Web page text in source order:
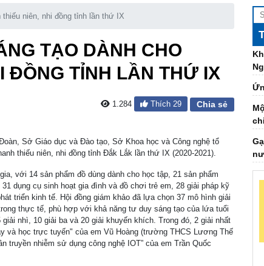
niên, nhi đồng tỉnh lần thứ IX
TẠO DÀNH CHO
ĐỒNG TỈNH LẦN THỨ IX
1.284 Thích 29 Chia sẻ
Sở Giáo dục và Đào tạo, Sở Khoa học và Công nghệ tổ
thiếu niên, nhi đồng tỉnh Đắk Lắk lần thứ IX (2020-2021).
với 14 sản phẩm đồ dùng dành cho học tập, 21 sản phẩm
dụng cụ sinh hoạt gia đình và đồ chơi trẻ em, 28 giải pháp kỹ
triển kinh tế. Hội đồng giám khảo đã lựa chọn 37 mô hình giải
thực tế, phù hợp với khả năng tư duy sáng tạo của lứa tuổi
nhì, 10 giải ba và 20 giải khuyến khích. Trong đó, 2 giải nhất
và học trực tuyến" của em Vũ Hoàng (trường THCS Lương Thế
truyền nhiễm sử dụng công nghệ IOT” của em Trần Quốc